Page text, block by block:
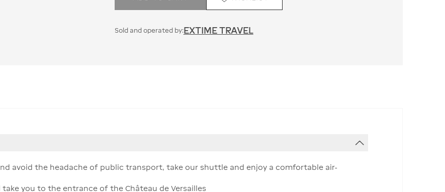
Sold and operated by:EXTIME TRAVEL
avoid the headache of public transport, take our shuttle and enjoy a comfortable air-
you to the entrance of the Château de Versailles